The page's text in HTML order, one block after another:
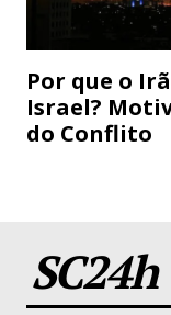
Por que o
Israel?
do Conflito
SC24h